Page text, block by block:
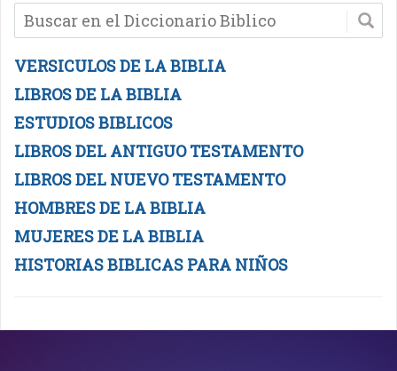
VERSICULOS DE LA BIBLIA
LIBROS DE LA BIBLIA
ESTUDIOS BIBLICOS
LIBROS DEL ANTIGUO TESTAMENTO
LIBROS DEL NUEVO TESTAMENTO
HOMBRES DE LA BIBLIA
MUJERES DE LA BIBLIA
HISTORIAS BIBLICAS PARA NIÑOS